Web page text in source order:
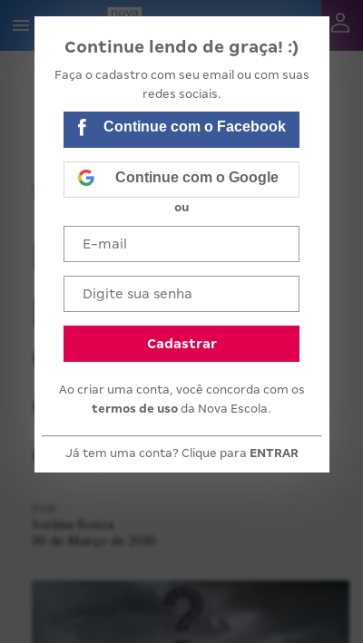
Continue lendo de graça! :)
Faça o cadastro com seu email ou com suas
redes sociais.
Continue com o Facebook
Continue com o Google
ou
Cadastrar
Ao criar uma conta, você concorda com os
termos de uso da Nova Escola.
Já tem uma conta? Clique para ENTRAR
Devemos
prevenir a
evasão escolar
desde o início
do ano
Joelma Souza
30 de Março de 2016